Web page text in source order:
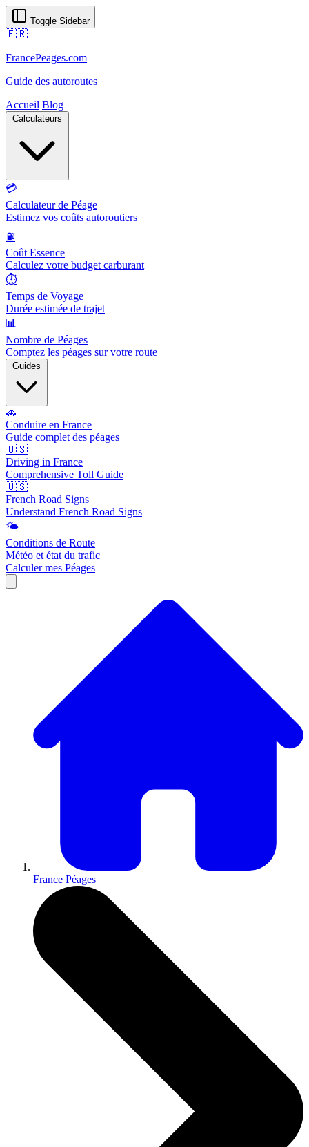
Toggle Sidebar
🇫🇷
FrancePeages.com
Guide des autoroutes
Accueil Blog
Calculateurs
💳
Calculateur de Péage
Estimez vos coûts autoroutiers
⛽
Coût Essence
Calculez votre budget carburant
⏱️
Temps de Voyage
Durée estimée de trajet
📊
Nombre de Péages
Comptez les péages sur votre route
Guides
🚗
Conduire en France
Guide complet des péages
🇺🇸
Driving in France
Comprehensive Toll Guide
🇺🇸
French Road Signs
Understand French Road Signs
🌤️
Conditions de Route
Météo et état du trafic
Calculer mes Péages
France Péages